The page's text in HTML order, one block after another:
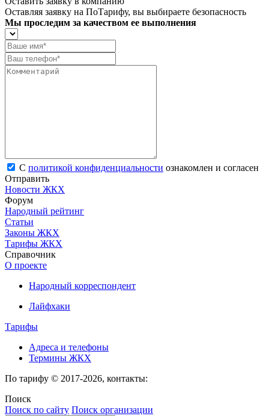
Оставляя заявку на ПоТарифу, вы выбираете безопасность
Мы проследим за качеством ее выполнения
С политикой конфиденциальности ознакомлен и согласен
Отправить
Новости ЖКХ
Форум
Народный рейтинг
Статьи
Законы ЖКХ
Тарифы ЖКХ
Справочник
О проекте
Народный корреспондент
Лайфхаки
Тарифы
Адреса и телефоны
Термины ЖКХ
По тарифу © 2017-2026, контакты:
Поиск
Поиск по сайту Поиск организации